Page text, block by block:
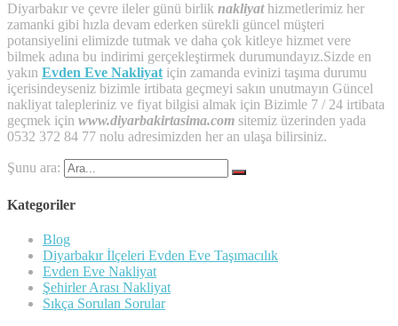
Diyarbakır ve çevre ileler günü birlik nakliyat hizmetlerimiz her
zamanki gibi hızla devam ederken sürekli güncel müşteri
potansiyelini elimizde tutmak ve daha çok kitleye hizmet vere
bilmek adına bu indirimi gerçekleştirmek durumundayız.Sizde en
yakın Evden Eve Nakliyat için zamanda evinizi taşıma durumu
içerisindeyseniz bizimle irtibata geçmeyi sakın unutmayın Güncel
nakliyat talepleriniz ve fiyat bilgisi almak için Bizimle 7 / 24 irtibata
geçmek için www.diyarbakirtasima.com sitemiz üzerinden yada
0532 372 84 77 nolu adresimizden her an ulaşa bilirsiniz.
Şunu ara:
Kategoriler
Blog
Diyarbakır İlçeleri Evden Eve Taşımacılık
Evden Eve Nakliyat
Şehirler Arası Nakliyat
Sıkça Sorulan Sorular